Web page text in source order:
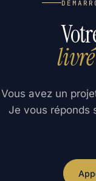
livré
Vous avez un
Je vous réponds